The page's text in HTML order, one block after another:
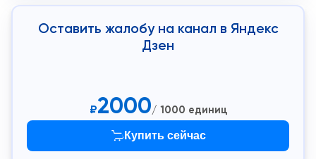
Оставить жалобу на канал в Яндекс
Дзен
₽2000/ 1000 единиц
Купить сейчас